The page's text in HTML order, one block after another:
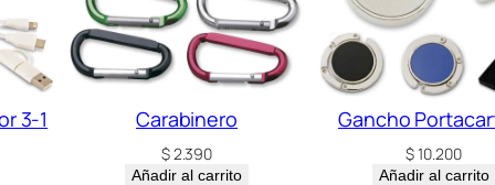
3-1
Carabinero
$2.390
Añadir al carrito
Gancho
$10.200
Añadir al carrito